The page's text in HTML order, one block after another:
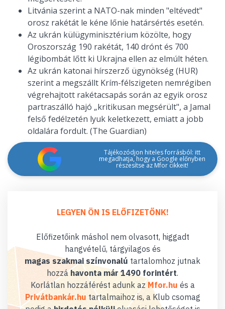
Litvánia szerint a NATO-nak minden "eltévedt"
orosz rakétát le kéne lőnie határsértés esetén.
Az ukrán külügyminisztérium közölte, hogy
Oroszország 190 rakétát, 140 drónt és 700
légibombát lőtt ki Ukrajna ellen az elmúlt héten.
Az ukrán katonai hírszerző ügynökség (HUR)
szerint a megszállt Krím-félszigeten nemrégiben
végrehajtott rakétacsapás során az egyik orosz
partraszálló hajó „kritikusan megsérült", a Jamal
felső fedélzetén lyuk keletkezett, emiatt a jobb
oldalára fordult. (The Guardian)
Tájékozódjon hiteles forrásból: itt
megadhatja, hogy a Google előnyben
részesítse az Mfor cikkeit!
LEGYEN ÖN IS ELŐFIZETŐNK!
Előfizetőink máshol nem olvasott, higgadt
hangvételű, tárgyilagos és
magas szakmai színvonalú tartalomhoz jutnak
hozzáhavonta már 1490 forintért.
Korlátlan hozzáférést adunk az Mfor.hu és a
Privátbankár.hu tartalmaihoz is, a Klub csomag